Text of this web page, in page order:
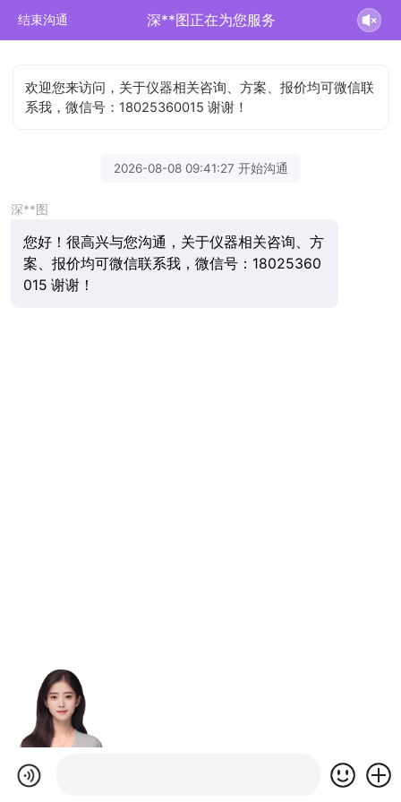
结束沟通 深**图正在为您服务
欢迎您来访问，关于仪器相关咨询、方案、报价均可微信联
系我，微信号：18025360015 谢谢！
2026-08-08 09:41:27 开始沟通
深**图
您好！很高兴与您沟通，关于仪器相关咨询、方
案、报价均可微信联系我，微信号：18025360
015 谢谢！